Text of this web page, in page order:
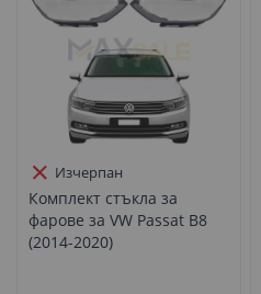
Изчерпан
Комплект стъкла за
фарове за VW Passat B8
(2014-2020)